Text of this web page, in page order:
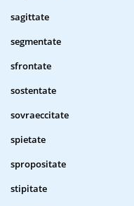
sagittate
segmentate
sfrontate
sostentate
sovraeccitate
spietate
spropositate
stipitate